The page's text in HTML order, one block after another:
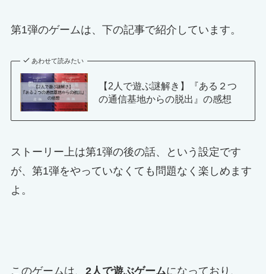
第1弾のゲームは、下の記事で紹介しています。
あわせて読みたい
【2人で遊ぶ謎解き】『ある２つ
の通信基地からの脱出』の感想
ストーリー上は第1弾の後の話、という設定です
が、第1弾をやっていなくても問題なく楽しめます
よ。
このゲームは、 2人で遊ぶゲームになっており、